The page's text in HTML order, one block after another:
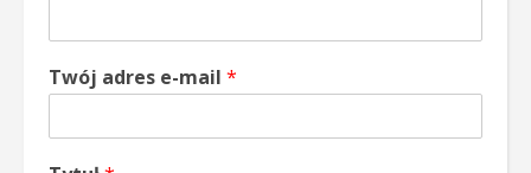
Twój adres e-mail *